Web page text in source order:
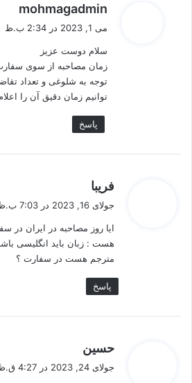
mohmagadmin
می 1, 2023 در 2:34 ب.ظ
سلام دوست عزیز
زمان مصاحبه از سوی
توجه به شلوغی و تعداد
توانیم زمان دقیق آن را
پاسخ
فریبا
:
جولای 16, 2023 در 7:03 ب.ظ
ایا روز مصاحبه در ایران در
هست : زبان باید انگلیسی
مترجم هست در سفارت ؟
پاسخ
حسین
جولای 24, 2023 در 4:27 ق.ظ